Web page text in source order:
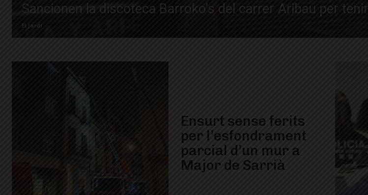
Sancionen la discoteca Barroko’s del carrer Aribau per
El Jardí
Ensurt sense ferits
per l’esfondrament
parcial d’un mur a
Major de Sarrià